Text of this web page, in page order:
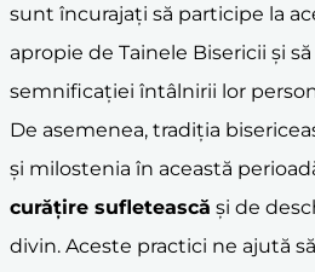
sunt încurajați să participe la
apropie de Tainele Bisericii și
semnificației întâlnirii lor
De asemenea, tradiția
și milostenia în această
curățire sufletească și de
divin. Aceste practici ne ajută